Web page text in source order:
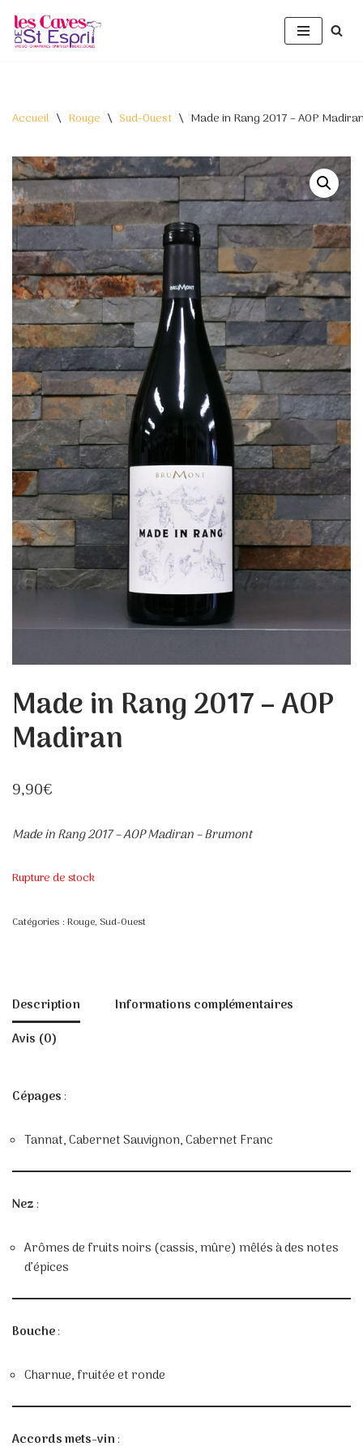
Aller
Accueil \ Rouge \ Sud-Ouest \ Made in Rang 2017 – AOP
Made in Rang 2017 – AOP
Madiran
9,90€
Made in Rang 2017 – AOP Madiran – Brumont
Rupture de stock
Catégories : Rouge, Sud-Ouest
Description
Informations complémentaires
Avis (0)
Cépages:
Tannat, Cabernet Sauvignon, Cabernet Franc
Nez:
Arômes de fruits noirs (cassis, mûre) mêlés à des notes
d’épices
Bouche:
Charnue, fruitée et ronde
Accords mets-vin: